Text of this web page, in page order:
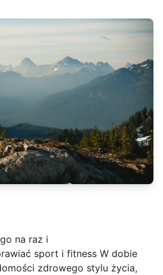
na raz i
sport i fitness W dobie
zdrowego stylu życia,